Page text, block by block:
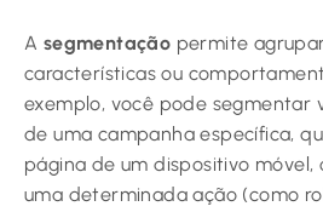
A segmentação permite
características ou
exemplo, você pode segmentar
de uma campanha específica,
página de um dispositivo móvel,
uma determinada ação (como